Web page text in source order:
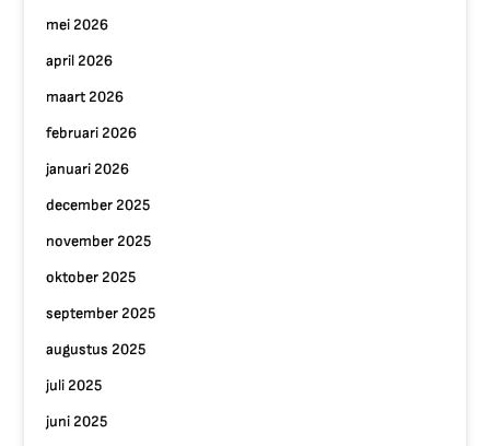
mei 2026
april 2026
maart 2026
februari 2026
januari 2026
december 2025
november 2025
oktober 2025
september 2025
augustus 2025
juli 2025
juni 2025